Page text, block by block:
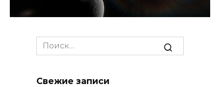
Search
for:
Свежие записи